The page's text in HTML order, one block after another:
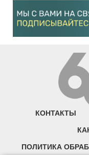
КОНТАКТЫ
ПОЛИТИКА